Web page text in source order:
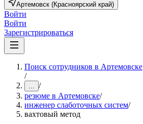
Артемовск (Красноярский край)
Войти
Войти
Зарегистрироваться
Поиск сотрудников в Артемовске
/
... /
резюме в Артемовске/
инженер слаботочных систем/
вахтовый метод